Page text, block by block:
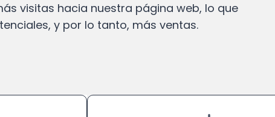
visitas hacia nuestra página web, lo que
y por lo tanto, más ventas.